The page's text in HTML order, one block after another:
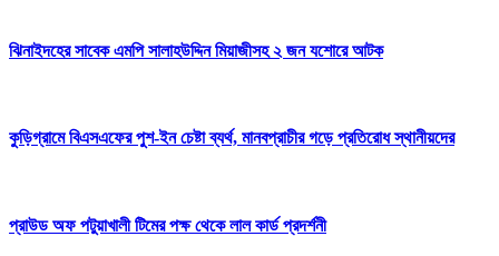
ঝিনাইদহের সাবেক এমপি সালাহউদ্দিন মিয়াজীসহ ২ জন যশোরে আটক
কুড়িগ্রামে বিএসএফের পুশ-ইন চেষ্টা ব্যর্থ, মানবপ্রাচীর গড়ে প্রতিরোধ স্থানীয়দের
প্রাউড অফ পটুয়াখালী টিমের পক্ষ থেকে লাল কার্ড প্রদর্শনী